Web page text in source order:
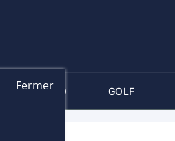
THALASSO GOLF
Fermer